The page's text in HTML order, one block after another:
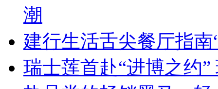
潮
建行生活舌尖餐厅指
瑞士莲首赴“进博之约